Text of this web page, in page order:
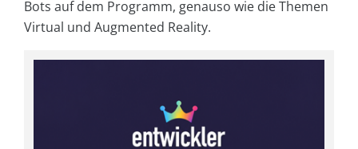
Bots auf dem Programm, genauso wie die Themen
Virtual und Augmented Reality.